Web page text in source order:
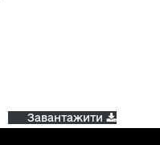
Завантажити